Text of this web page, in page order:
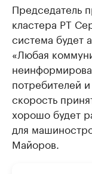
Председатель
кластера РТ
система будет
«Любая
потребителей
скорость
хорошо будет
для
Майоров.